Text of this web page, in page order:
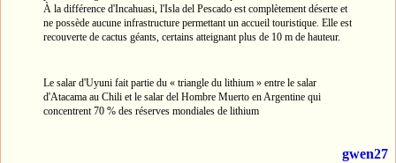
À la différence d'Incahuasi, l'Isla del Pescado est complètement déserte et
ne possède aucune infrastructure permettant un accueil touristique. Elle est
recouverte de cactus géants, certains atteignant plus de 10 m de hauteur.
Le salar d'Uyuni fait partie du « triangle du lithium » entre le salar
d'Atacama au Chili et le salar del Hombre Muerto en Argentine qui
concentrent 70 % des réserves mondiales de lithium
gwen27